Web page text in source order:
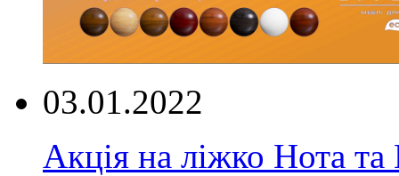
03.01.2022
Акція на ліжко Нота